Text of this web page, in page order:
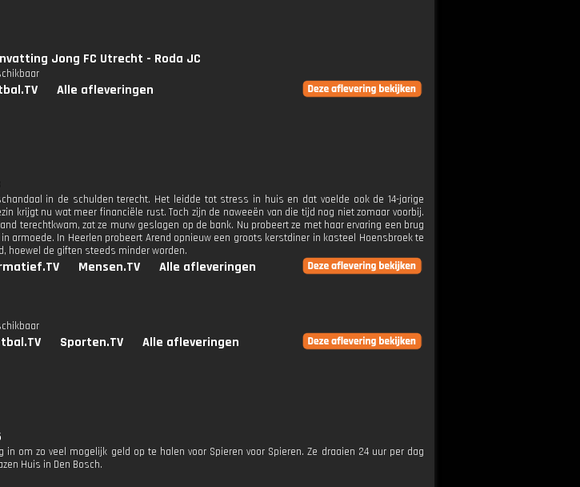
Jong FC Utrecht - Roda JC
Alle afleveringen
in de schulden terecht. Het leidde tot stress in huis en dat voelde ook de 14-jarige
krijgt nu wat meer financiële rust. Toch zijn de naweeën van die tijd nog niet zomaar voorbij.
terechtkwam, zat ze murw geslagen op de bank. Nu probeert ze met haar ervaring een brug
armoede. In Heerlen probeert Arend opnieuw een groots kerstdiner in kasteel Hoensbroek te
hoewel de giften steeds minder worden.
Mensen.TV Alle afleveringen
Sporten.TV Alle afleveringen
in om zo veel mogelijk geld op te halen voor Spieren voor Spieren. Ze draaien 24 uur per dag
Huis in Den Bosch.